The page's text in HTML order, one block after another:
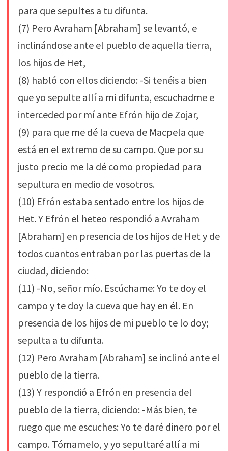
para que sepultes a tu difunta.
(7) Pero Avraham [Abraham] se levantó, e
inclinándose ante el pueblo de aquella tierra,
los hijos de Het,
(8) habló con ellos diciendo: -Si tenéis a bien
que yo sepulte allí a mi difunta, escuchadme e
interceded por mí ante Efrón hijo de Zojar,
(9) para que me dé la cueva de Macpela que
está en el extremo de su campo. Que por su
justo precio me la dé como propiedad para
sepultura en medio de vosotros.
(10) Efrón estaba sentado entre los hijos de
Het. Y Efrón el heteo respondió a Avraham
[Abraham] en presencia de los hijos de Het y de
todos cuantos entraban por las puertas de la
ciudad, diciendo:
(11) -No, señor mío. Escúchame: Yo te doy el
campo y te doy la cueva que hay en él. En
presencia de los hijos de mi pueblo te lo doy;
sepulta a tu difunta.
(12) Pero Avraham [Abraham] se inclinó ante el
pueblo de la tierra.
(13) Y respondió a Efrón en presencia del
pueblo de la tierra, diciendo: -Más bien, te
ruego que me escuches: Yo te daré dinero por el
campo. Tómamelo, y yo sepultaré allí a mi